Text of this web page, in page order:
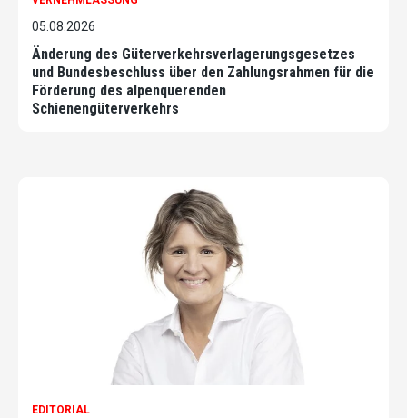
05.08.2026
Änderung des Güterverkehrsverlagerungsgesetzes
und Bundesbeschluss über den Zahlungsrahmen für die
Förderung des alpenquerenden
Schienengüterverkehrs
EDITORIAL